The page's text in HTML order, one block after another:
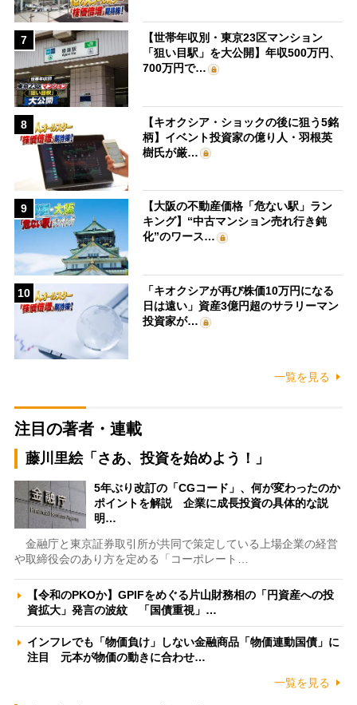
7
【世帯年収別・東京23区マンション
「狙い目駅」を大公開】年収500万円、
700万円で…
8
【キオクシア・ショックの後に狙う5銘
柄】イベント投資家の億り人・羽根英
樹氏が厳…
9
【大阪の不動産価格「危ない駅」ラン
キング】“中古マンション売れ行き鈍
化”のワース…
10
「キオクシアが再び株価10万円になる
日は遠い」資産3億円超のサラリーマン
投資家が…
一覧を見る
注目の著者・連載
藤川里絵「さあ、投資を始めよう！」
5年ぶり改訂の「CGコード」、何が変わったのか
ポイントを解説 企業に成長投資の具体的な説
明…
金融庁と東京証券取引所が共同で策定している上場企業の経営
や取締役会のあり方を定める「コーポレート…
【令和のPKOか】GPIFをめぐる片山財務相の「円資産への投
資拡大」発言の波紋 「国債重視」…
インフレでも「物価負け」しない金融商品「物価連動国債」に
注目 元本が物価の動きに合わせ…
一覧を見る